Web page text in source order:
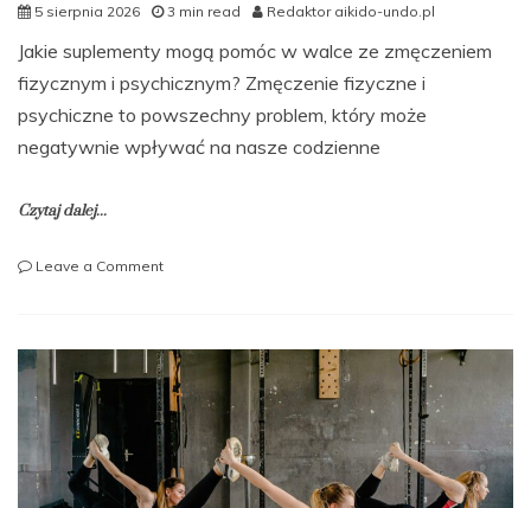
5 sierpnia 2026 3 min read Redaktor aikido-undo.pl
Jakie suplementy mogą pomóc w walce ze zmęczeniem
fizycznym i psychicznym? Zmęczenie fizyczne i
psychiczne to powszechny problem, który może
negatywnie wpływać na nasze codzienne
Czytaj dalej...
Leave a Commenton
pomóc
w
walce
ze
zmęczeniem
fizycznym
i